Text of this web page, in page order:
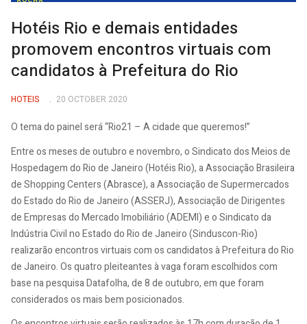
Hotéis Rio e demais entidades
promovem encontros virtuais com
candidatos à Prefeitura do Rio
HOTEIS 20 OCTOBER 2020
O tema do painel será “Rio21 – A cidade que queremos!”
Entre os meses de outubro e novembro, o Sindicato dos Meios de
Hospedagem do Rio de Janeiro (Hotéis Rio), a Associação Brasileira
de Shopping Centers (Abrasce), a Associação de Supermercados
do Estado do Rio de Janeiro (ASSERJ), Associação de Dirigentes
de Empresas do Mercado Imobiliário (ADEMI) e o Sindicato da
Indústria Civil no Estado do Rio de Janeiro (Sinduscon-Rio)
realizarão encontros virtuais com os candidatos à Prefeitura do Rio
de Janeiro. Os quatro pleiteantes à vaga foram escolhidos com
base na pesquisa Datafolha, de 8 de outubro, em que foram
considerados os mais bem posicionados.